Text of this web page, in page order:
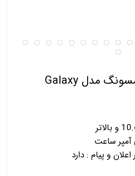
ساعت هوشمند سامسونگ مدل Galaxy
و پیام : دارد